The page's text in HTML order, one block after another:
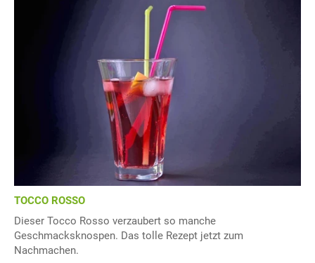
TOCCO ROSSO
Dieser Tocco Rosso verzaubert so manche
Geschmacksknospen. Das tolle Rezept jetzt zum
Nachmachen.